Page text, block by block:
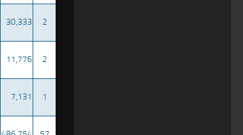
30,333
2
11,776
2
7,131
1